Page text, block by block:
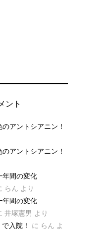
ント
アントシアニン！
アントシアニン！
年間の変化
らん より
年間の変化
井塚憲男 より
入院！
に らん よ